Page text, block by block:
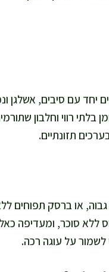
יחד עם סיבים, אשלגן
בלתי רווי וחלבון
תזונתיים.
למרקם עשיר יותר וחלבון גבוה, או
ללא סוכר, ומעדיפה